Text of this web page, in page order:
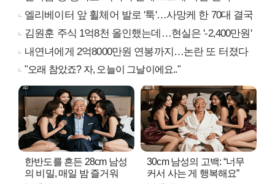
엘리베이터 앞 휠체어 발로 '툭'…사망케 한 70대 결국
김원훈 주식 1억8천 올인했는데…현실은 '-2,400만원'
내연녀에게 2억8000만원 연봉까지…논란 또 터졌다
"오래 참았죠? 자, 오늘이 그날이에요.."
한반도를 흔든 28cm 남성
의 비밀, 매일 밤 즐거워
30cm 남성의 고백: “너무
커서 사는 게 행복해요”